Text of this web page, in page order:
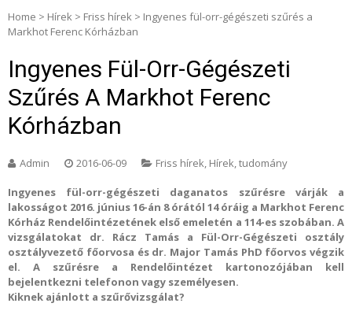
Home > Hírek > Friss hírek > Ingyenes fül-orr-gégészeti szűrés a
Markhot Ferenc Kórházban
Ingyenes Fül-Orr-Gégészeti
Szűrés A Markhot Ferenc
Kórházban
Admin 2016-06-09 Friss hírek, Hírek, tudomány
Ingyenes fül-orr-gégészeti daganatos szűrésre várják a
lakosságot 2016. június 16-án 8 órától 14 óráig a Markhot Ferenc
Kórház Rendelőintézetének első emeletén a 114-es szobában. A
vizsgálatokat dr. Rácz Tamás a Fül-Orr-Gégészeti osztály
osztályvezető főorvosa és dr. Major Tamás PhD főorvos végzik
el. A szűrésre a Rendelőintézet kartonozójában kell
bejelentkezni telefonon vagy személyesen.
Kiknek ajánlott a szűrővizsgálat?